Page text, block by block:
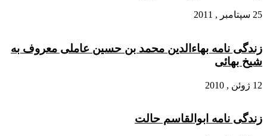
25 سپتامبر , 2011
زندگی نامه بهاءالدین محمد بن‏ حسین عاملی معروف به
شیخ بهائی
12 ژوئن , 2010
زندگی نامه ابوالقاسم حالت